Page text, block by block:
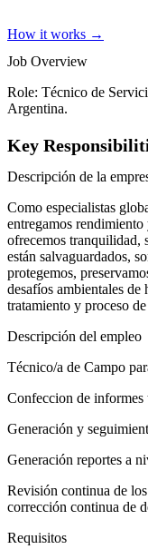
How it works →
Job Overview
Role: Técnico de
Argentina.
Key
Descripción de la
Como especialistas
entregamos
ofrecemos tranquilidad,
están salvaguardados,
protegemos,
desafíos ambientales de
tratamiento y proceso
Descripción del empleo
Técnico/a de Campo
Confeccion de informes
Generación y
Generación reportes a
Revisión continua de
corrección continua de
Requisitos